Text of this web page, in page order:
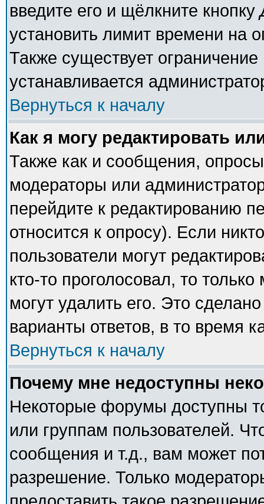
введите его и щёлкните кнопку
установить лимит времени на
Также существует
устанавливается
Вернуться к началу
Как я могу редактировать
Также как и сообщения,
модераторы или
перейдите к редактированию
относится к опросу). Если
пользователи могут
кто-то проголосовал, то
могут удалить его. Это
варианты ответов, в то время
Вернуться к началу
Почему мне недоступны
Некоторые форумы доступны
или группам пользователей.
сообщения и т.д., вам может
разрешение. Только